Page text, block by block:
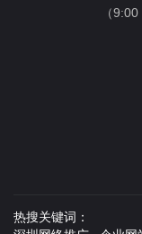
（
热搜关键词：